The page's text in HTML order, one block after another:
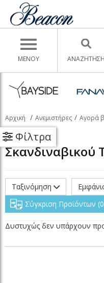
Toggle navigation
ΜΕΝΟΥ ΑΝΑΖΉΤΗΣΗ
Αρχική Ανεμιστήρες Αγορά
Φίλτρα
Σκανδιναβικού
Ταξινόμηση
Σύγκριση Προϊόντων 0
Δυστυχώς δεν υπάρχουν